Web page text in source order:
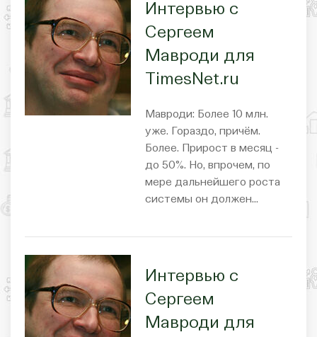
Интервью c
Сергеем
Мавроди для
TimesNet.ru
Мавроди: Более 10 млн.
уже. Гораздо, причём.
Более. Прирост в месяц -
до 50%. Но, впрочем, по
мере дальнейшего роста
системы он должен…
Интервью с
Сергеем
Мавроди для